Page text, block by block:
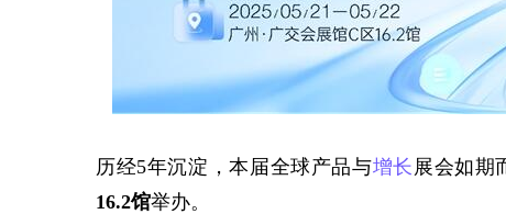
历经5年沉淀，本届全球产品与增长 展会如期
16.2馆举办。